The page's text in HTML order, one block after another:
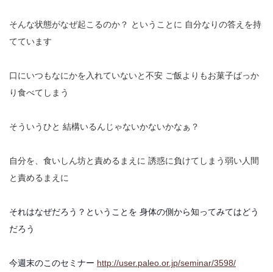
そんな状態がなぜ起こるのか？ ということに 自分なりの答えを持
てています
口にいつもなにかを入れていないと不安 ご飯よりもお菓子ばっか
り食べてしまう
そういうひと 結構いるんじゃないかないかなぁ？
自分を、食いしん坊と責めるまえに 誘惑に負けてしまう弱い人間
と責めるまえに
それはなぜだろう？ということを 身体の側から知ってみてはどう
だろう
今週末のこのセミナー http://user.paleo.or.jp/seminar/3598/